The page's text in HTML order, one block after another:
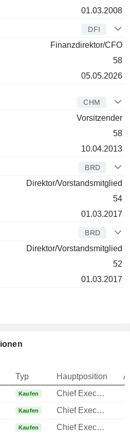
01.03.2008
DFI
Finanzdirektor/CFO
58
05.05.2026
CHM
Vorsitzender
58
10.04.2013
BRD
Direktor/Vorstandsmitglied
54
01.03.2017
BRD
Direktor/Vorstandsmitglied
52
01.03.2017
Typ Hauptposition
Kaufen
Chief Executive Officer (CEO)
Kaufen
Chief Executive Officer (CEO)
Kaufen Chief Executive Officer (CEO)